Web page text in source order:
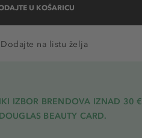
U KOŠARICU
Dodajte na listu želja
IZBOR BRENDOVA IZNAD 30 €
BEAUTY CARD.